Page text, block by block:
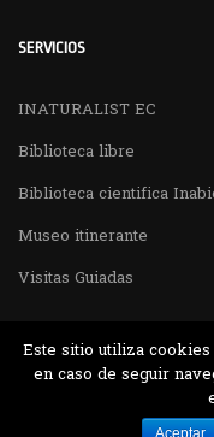
SERVICIOS
INATURALIST EC
Biblioteca libre
Biblioteca cientifica
Museo itinerante
Visitas Guiadas
Desarrollado por MJTEC.
Este sitio utiliza
en caso de seguir
Aceptar